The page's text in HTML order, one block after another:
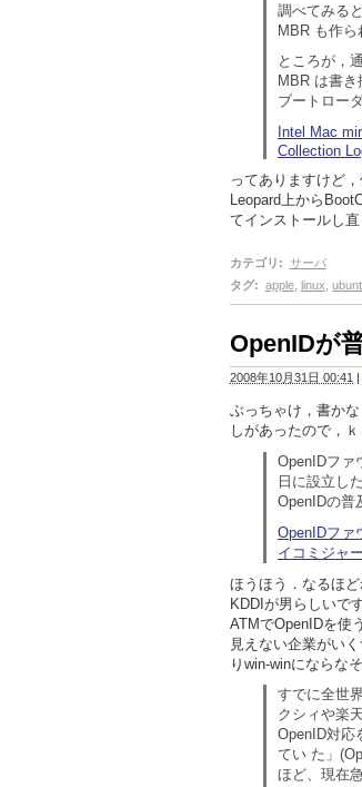
調べてみる
MBR も作ら
ところが，
MBR は書
ブートロー
Intel Mac
Collection
ってありますけど
Leopard上から
てインストールし
カテゴリ :
サーバ
タグ: apple, linux,
OpenIDが
2008年10月31日 00:41
ぶっちゃけ，書か
しがあったので，
OpenIDファ
日に設立し
OpenIDの普
OpenIDファ
イコミジャ
ほうほう．なるほど
KDDIが男らしいで
ATMでOpenIDを使
見えない企業がい
りwin-winにならな
すでに全世
クシィや楽
OpenID対応
てい た」
ほど、現在